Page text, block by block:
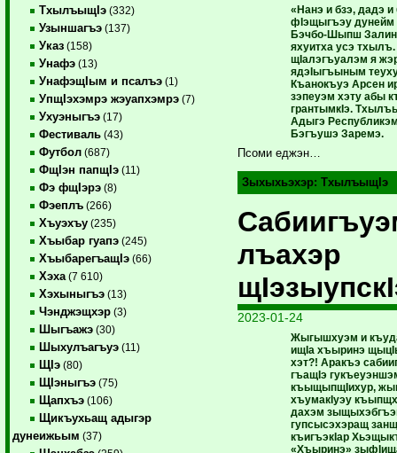
ТхылъыщIэ (332)
Узыншагъэ (137)
Указ (158)
Унафэ (13)
УнафэщIым и псалъэ (1)
УпщIэхэмрэ жэуапхэмрэ (7)
Ухуэныгъэ (17)
Фестиваль (43)
Футбол (687)
ФщIэн папщIэ (11)
Фэ фщIэрэ (8)
Фэеплъ (266)
Хъуэхъу (235)
Хъыбар гуапэ (245)
ХъыбарегъащIэ (66)
Хэха (7 610)
Хэхыныгъэ (13)
Чэнджэщхэр (3)
Шыгъажэ (30)
Шыхулъагъуэ (11)
ЩIэ (80)
ЩIэныгъэ (75)
Щапхъэ (106)
Щикъухьащ адыгэр
дунеижьым (37)
«Нанэ и бзэ, дадэ и
фIэщыгъэу дунейм
Бэчбо-Шыпш
яхуитха усэ
щIалэгъуалэм я
ядэIыгъыным
Къанокъуэ Арсен
зэпеуэм хэту абы
грантымкIэ.
Адыгэ
Бэгъушэ Заремэ.
Псоми еджэн…
Зыхыхьэхэр:ТхылъыщIэ
лъахэр
2023-01-24
Жыгышхуэм и
ищIа хъыринэ
хэт?! Аракъэ
гъащIэ
къыщыпщIихур,
хъумакIуэу
дахэм
гупсысэхэращ
къигъэкIар
«Хъыринэ»